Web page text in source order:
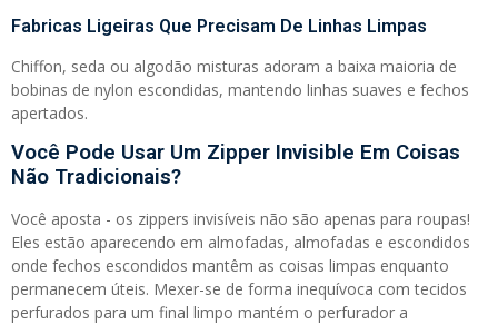
Fabricas Ligeiras Que Precisam De Linhas Limpas
Chiffon, seda ou algodão misturas adoram a baixa maioria de
bobinas de nylon escondidas, mantendo linhas suaves e fechos
apertados.
Você Pode Usar Um Zipper Invisible Em Coisas
Não Tradicionais?
Você aposta - os zippers invisíveis não são apenas para roupas!
Eles estão aparecendo em almofadas, almofadas e escondidos
onde fechos escondidos mantêm as coisas limpas enquanto
permanecem úteis. Mexer-se de forma inequívoca com tecidos
perfurados para um final limpo mantém o perfurador a